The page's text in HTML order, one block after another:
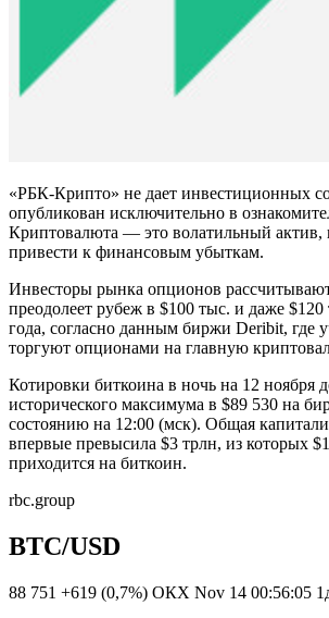
«РБК-Крипто» не дает инвестиционных
опубликован исключительно в
Криптовалюта — это волатильный актив,
привести к финансовым убыткам.
Инвесторы рынка опционов
преодолеет рубеж в $100 тыс. и даже $120
года, согласно данным биржи Deribit, где
торгуют опционами на главную
Котировки биткоина в ночь на 12 ноября
исторического максимума в $89 530 на
состоянию на 12:00 (мск). Общая
впервые превысила $3 трлн, из которых
приходится на биткоин.
rbc.group
BTC/USD
88 751 +619 (0,7%) ОКХ Nov 14 00:56:05